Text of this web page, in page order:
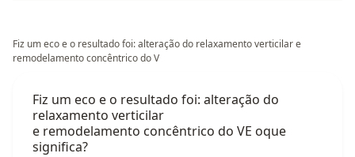
Fiz um eco e o resultado foi: alteração do relaxamento verticilar e
remodelamento concêntrico do V
Fiz um eco e o resultado foi: alteração do
relaxamento verticilar
e remodelamento concêntrico do VE oque
significa?